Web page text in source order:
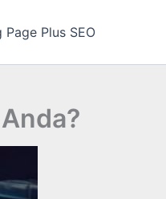
Plus SEO